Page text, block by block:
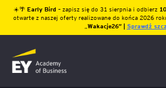
☀️🌴 Early Bird – zapisz się do 31 sierpnia i odbierz
otwarte z naszej oferty realizowane do końca 2026
Wakacje26″ | Sprawdź